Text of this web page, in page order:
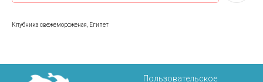
Клубника свежемороженая, Египет
Пользовательское